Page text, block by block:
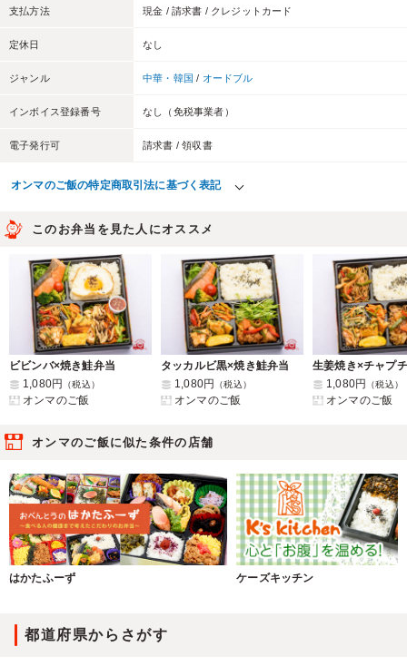
支払方法 現金 / 請求書 / クレジットカード
定休日 なし
ジャンル 中華・韓国 / オードブル
インボイス登録番号 なし（免税事業者）
電子発行可 請求書 / 領収書
オンマのご飯の特定商取引法に基づく表記
このお弁当を見た人にオススメ
ビビンバ×焼き鮭弁当
1,080円
（税込）
オンマのご飯
タッカルビ黒×焼き鮭弁当
1,080円
（税込）
オンマのご飯
生姜焼き×チャプ
1,080円
（税込）
オンマのご飯
オンマのご飯に似た条件の店舗
はかたふーず ケーズキッチン
都道府県からさがす